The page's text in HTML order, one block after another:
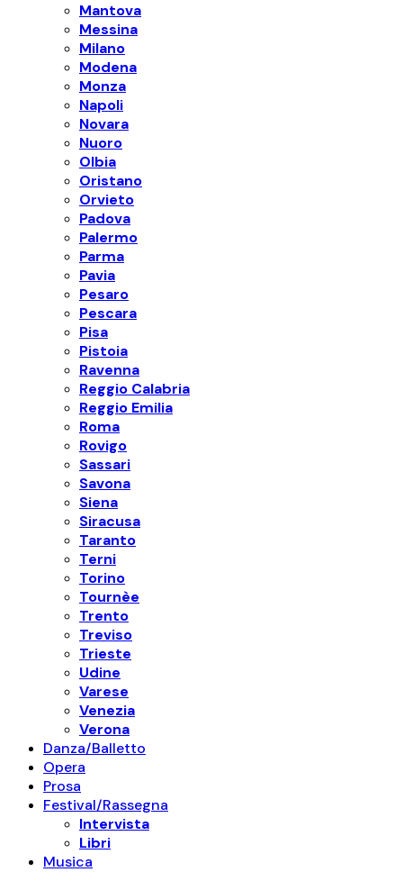
Mantova
Messina
Milano
Modena
Monza
Napoli
Novara
Nuoro
Olbia
Oristano
Orvieto
Padova
Palermo
Parma
Pavia
Pesaro
Pescara
Pisa
Pistoia
Ravenna
Reggio Calabria
Reggio Emilia
Roma
Rovigo
Sassari
Savona
Siena
Siracusa
Taranto
Terni
Torino
Tournèe
Trento
Treviso
Trieste
Udine
Varese
Venezia
Verona
Danza/Balletto
Opera
Prosa
Festival/Rassegna
Intervista
Libri
Musica